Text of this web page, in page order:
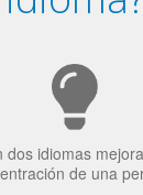
dos idiomas
de una